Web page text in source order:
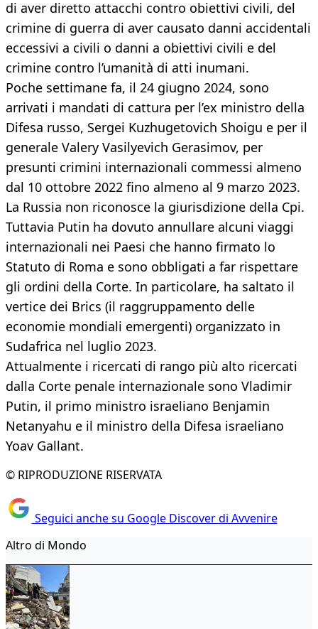
di aver diretto attacchi contro obiettivi civili, del
crimine di guerra di aver causato danni accidentali
eccessivi a civili o danni a obiettivi civili e del
crimine contro l’umanità di atti inumani.
Poche settimane fa, il 24 giugno 2024, sono
arrivati i mandati di cattura per l’ex ministro della
Difesa russo, Sergei Kuzhugetovich Shoigu e per il
generale Valery Vasilyevich Gerasimov, per
presunti crimini internazionali commessi almeno
dal 10 ottobre 2022 fino almeno al 9 marzo 2023.
La Russia non riconosce la giurisdizione della Cpi.
Tuttavia Putin ha dovuto annullare alcuni viaggi
internazionali nei Paesi che hanno firmato lo
Statuto di Roma e sono obbligati a far rispettare
gli ordini della Corte. In particolare, ha saltato il
vertice dei Brics (il raggruppamento delle
economie mondiali emergenti) organizzato in
Sudafrica nel luglio 2023.
Attualmente i ricercati di rango più alto ricercati
dalla Corte penale internazionale sono Vladimir
Putin, il primo ministro israeliano Benjamin
Netanyahu e il ministro della Difesa israeliano
Yoav Gallant.
© RIPRODUZIONE RISERVATA
Seguici anche su Google Discover di Avvenire
Altro di Mondo